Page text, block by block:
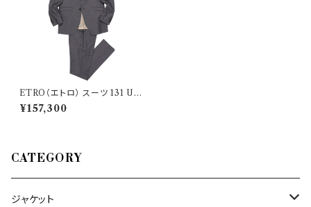
ETRO（エトロ） スーツ 131 U1
A94 040600 00103 33823
¥157,300
CATEGORY
ジャケット